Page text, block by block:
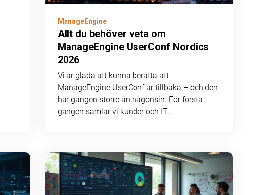
ManageEngine
Allt du behöver veta om
ManageEngine UserConf Nordics
2026
Vi är glada att kunna berätta att
ManageEngine UserConf är tillbaka – och den
här gången större än någonsin. För första
gången samlar vi kunder och IT...